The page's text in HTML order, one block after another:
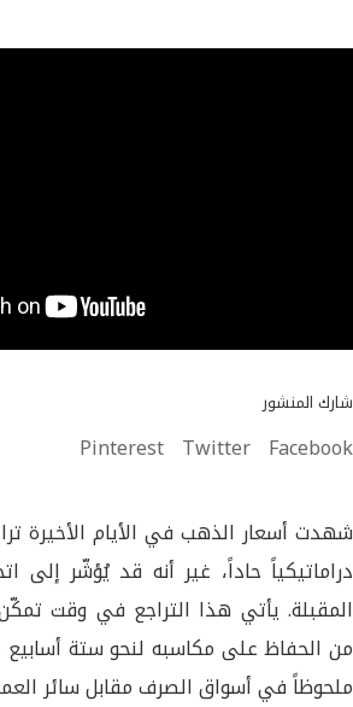
شارك المنشور
Facebook
Twitter
Pinterest
شهدت أسعار الذهب في الأيام الأخيرة
دراماتيكياً حاداً، غير أنه قد يُؤشّر إلى
المقبلة. يأتي هذا التراجع في وقت
من الحفاظ على مكاسبه لنحو ستة أسابيع
ملحوظاً في أسواق الصرف مقابل سائر